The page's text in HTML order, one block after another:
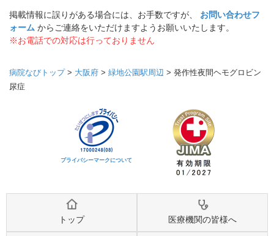
掲載情報に誤りがある場合には、お手数ですが、 お問い合わせフ
ォーム からご連絡をいただけますようお願いいたします。
※お電話での対応は行っておりません
病院なびトップ> 大阪府 > 緑地公園駅周辺 > 発作性夜間ヘモグロビン
尿症
プライバシーマークについて
トップ 医療機関の皆様へ